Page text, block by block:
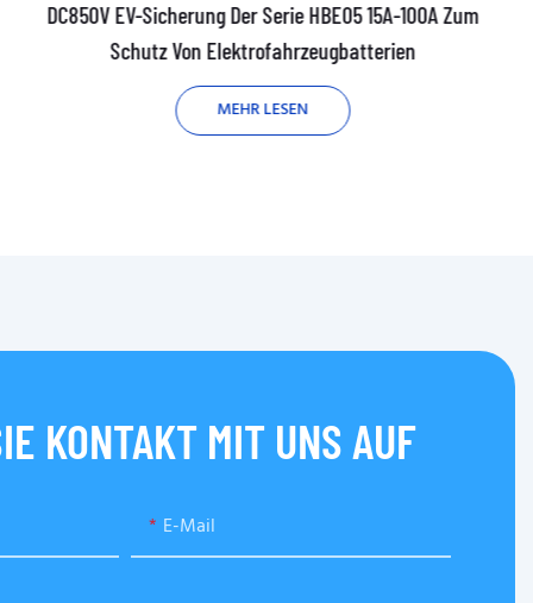
DC850V EV-Sicherung Der Serie HBE05 15A-100A Zum
Schutz Von Elektrofahrzeugbatterien
MEHR LESEN
KONTAKT MIT UNS AUF
E-Mail